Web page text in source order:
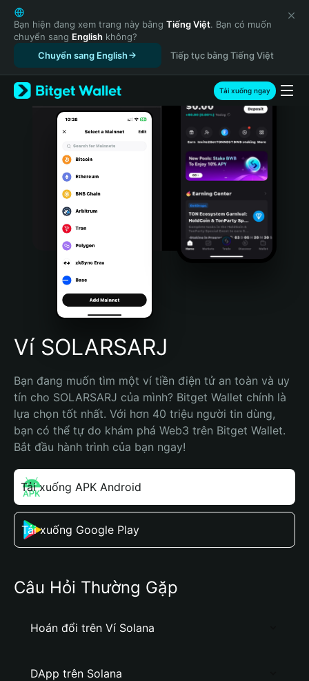
English
日本語
Tiếng Việt
Русский
Español (Latinoamérica)
Türkçe
Italiano
Português (Portugal)
Bahasa Indonesia
Português (Brasil)
Español (Argentina)
Bạn hiện đang xem trang này bằng Tiếng Việt. Bạn có muốn
chuyển sang English không?
Chuyển sang English
Tiếp tục bằng Tiếng Việt
Tải xuống ngay
Ví SOLARSARJ
Bạn đang muốn tìm một ví tiền điện tử an toàn và uy
tín cho SOLARSARJ của mình? Bitget Wallet chính là
lựa chọn tốt nhất. Với hơn 40 triệu người tin dùng,
bạn có thể tự do khám phá Web3 trên Bitget Wallet.
Bắt đầu hành trình của bạn ngay!
Tải xuống APK Android
Tải xuống Google Play
Câu Hỏi Thường Gặp
Hoán đổi trên Ví Solana
DApp trên Solana